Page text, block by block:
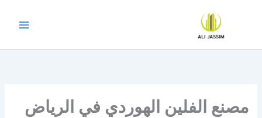
مصنع الفلين الهوردي في الرياض